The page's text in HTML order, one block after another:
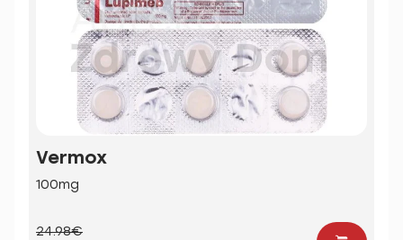
Vermox
100mg
24.98€